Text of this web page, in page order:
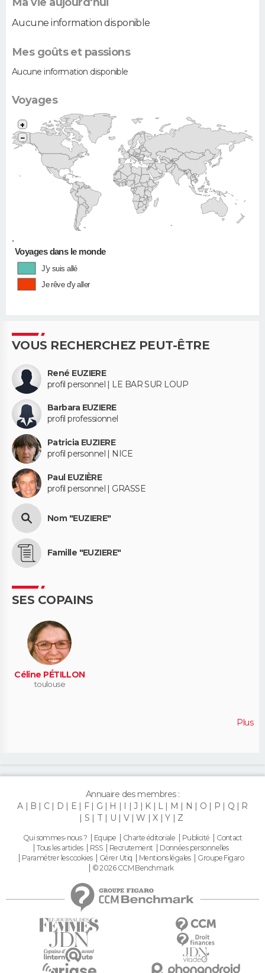
Aucune information disponible
Mes goûts et passions
Aucune information disponible
Voyages
•
+
−
Voyages dans le monde
J'y suis allé
Je rêve d'y aller
VOUS RECHERCHEZ PEUT-ÊTRE
René EUZIERE
profil personnel | LE BAR SUR LOUP
Barbara EUZIERE
profil professionnel
Patricia EUZIERE
profil personnel | NICE
Paul EUZIÈRE
profil personnel | GRASSE
Nom "EUZIERE"
Famille "EUZIERE"
SES COPAINS
Céline PÉTILLON
toulouse
Plus
Annuaire des membres :
A
B C D E F G H J K L M N O P Q
R
S
T U V W X Y Z
Qui sommes-nous ? Equipe Charte éditoriale Publicité
Contact
Tous les articles
RSS Recrutement
Données personnelles
Paramétrer les cookies
Gérer Utiq Mentions légales
Groupe Figaro
© 2026 CCM Benchmark